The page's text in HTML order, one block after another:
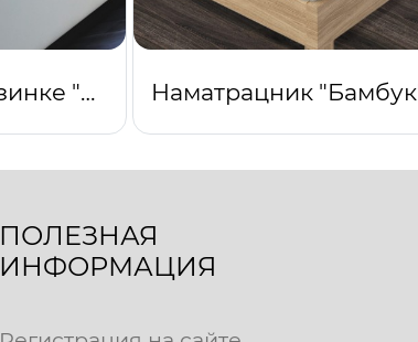
Простыня на резинке "Цветы зеленые"
ПОЛЕЗНАЯ
ИНФОРМАЦИЯ